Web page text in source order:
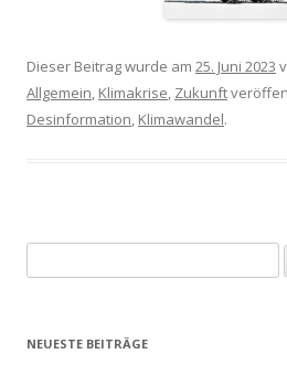
Dieser Beitrag wurde am 25. Juni 2023
Allgemein Klimakrise Zukunft
Desinformation Klimawandel.
nach:
NEUESTE BEITRÄGE